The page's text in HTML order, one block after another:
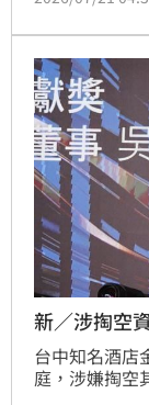
改幽默個性妙
新／涉掏空
台中知名酒店
庭，涉嫌掏空